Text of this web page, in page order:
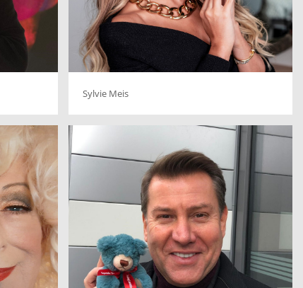
Sylvie Meis